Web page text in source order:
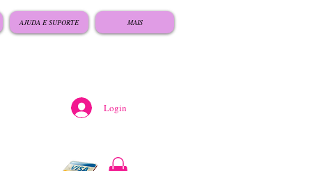
AJUDA E SUPORTE MAIS
Login